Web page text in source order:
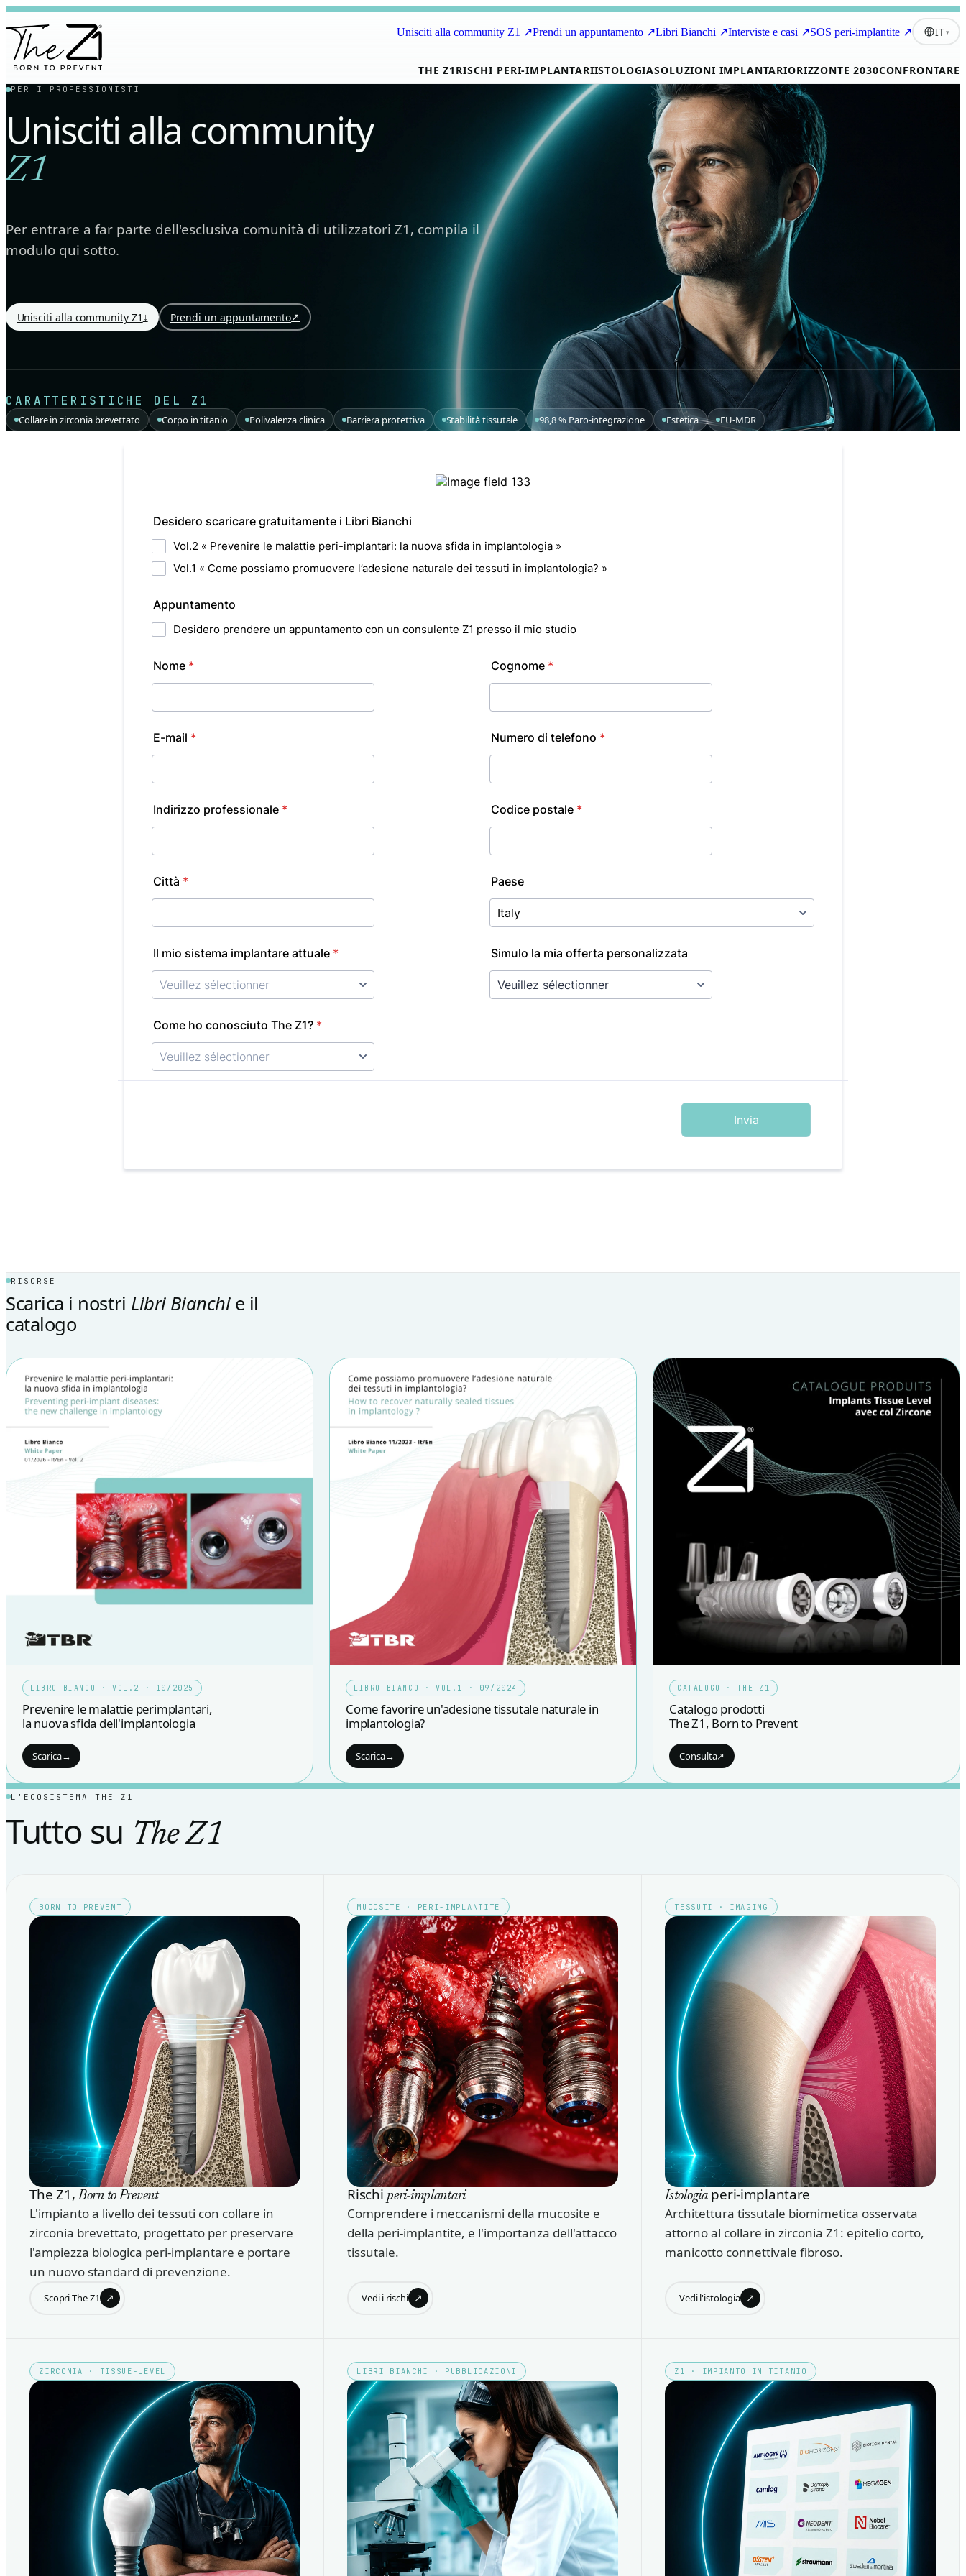
Unisciti alla community Z1 ↗Prendi un appuntamento ↗Libri Bianchi ↗Interviste e casi ↗SOS peri-implantite ↗ IT▾
THE Z1 RISCHI PERI-IMPLANTARIISTOLOGIASOLUZIONI IMPLANTARIORIZZONTE 2030CONFRONTARE
PER I PROFESSIONISTI
Unisciti alla community
Z1
Per entrare a far parte dell'esclusiva comunità di utilizzatori Z1, compila il
modulo qui sotto.
Unisciti alla community Z1 ↓ Prendi un appuntamento↗
CARATTERISTICHE DEL Z1
Collare in zirconia brevettato Corpo in titanio Polivalenza clinica Barriera protettiva Stabilità tissutale 98,8 % Paro-integrazione Estetica EU-MDR
RISORSE
Scarica i nostri Libri Bianchie il
catalogo
LIBRO BIANCO · VOL.2 · 10/2025
Prevenire le malattie perimplantari,
la nuova sfida dell'implantologia
Scarica→
LIBRO BIANCO · VOL.1 · 09/2024
Come favorire un'adesione tissutale naturale in
implantologia?
Scarica→
CATALOGO · THE Z1
Catalogo prodotti
The Z1, Born to Prevent
Consulta↗
L'ECOSISTEMA THE Z1
Tutto su The Z1
BORN TO PREVENT
The Z1,Born to Prevent
L'impianto a livello dei tessuti con collare in
zirconia brevettato, progettato per preservare
l'ampiezza biologica peri-implantare e portare
un nuovo standard di prevenzione.
Scopri The Z1 ↗
MUCOSITE · PERI-IMPLANTITE
Rischiperi-implantari
Comprendere i meccanismi della mucosite e
della peri-implantite, e l'importanza dell'attacco
tissutale.
Vedi i rischi ↗
TESSUTI · IMAGING
Istologiaperi-implantare
Architettura tissutale biomimetica osservata
attorno al collare in zirconia Z1: epitelio corto,
manicotto connettivale fibroso.
Vedi l'istologia ↗
ZIRCONIA · TISSUE-LEVEL LIBRI BIANCHI · PUBBLICAZIONI Z1 · IMPIANTO IN TITANIO